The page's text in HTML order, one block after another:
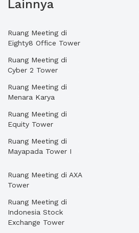
Lainnya
Ruang Meeting di
Eighty8 Office Tower
Ruang Meeting di
Cyber 2 Tower
Ruang Meeting di
Menara Karya
Ruang Meeting di
Equity Tower
Ruang Meeting di
Mayapada Tower I
Ruang Meeting di AXA
Tower
Ruang Meeting di
Indonesia Stock
Exchange Tower